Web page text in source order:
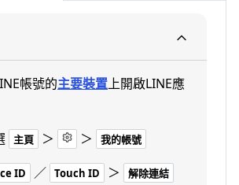
帳號的主要裝置上開啟LINE應
主頁 ＞ ＞ 我的帳號
ID ／ Touch ID ＞ 解除連結